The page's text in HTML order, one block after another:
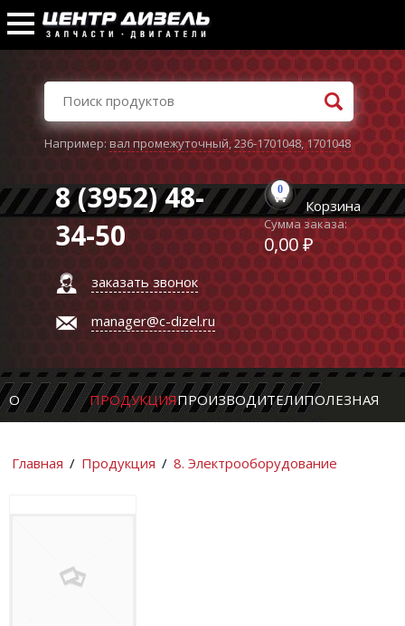
Например:вал промежуточный,236-1701048,1701048
8 (3952) 48-
34-50
заказать звонок
manager@c-dizel.ru
0
Корзина
Сумма заказа:
0,00 ₽
О ПРОДУКЦИЯПРОИЗВОДИТЕЛИПОЛЕЗНАЯ
Главная / Продукция / 8. Электрооборудование